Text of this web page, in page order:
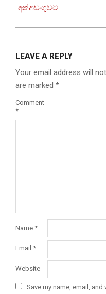
අත්අඩංගුවට
LEAVE A REPLY
Your email address will
are marked *
Comment
*
Name *
Email *
Website
Save my name, email,